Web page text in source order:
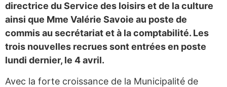
directrice du Service des loisirs et de la culture
ainsi que Mme Valérie Savoie au poste de
commis au secrétariat et à la comptabilité. Les
trois nouvelles recrues sont entrées en poste
lundi dernier, le 4 avril.
Avec la forte croissance de la Municipalité de